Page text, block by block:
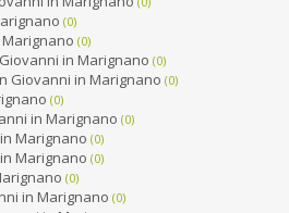
(0)
(0)
in Marignano (0)
Giovanni in Marignano (0)
(0)
in Marignano (0)
Marignano (0)
Marignano (0)
(0)
in Marignano (0)